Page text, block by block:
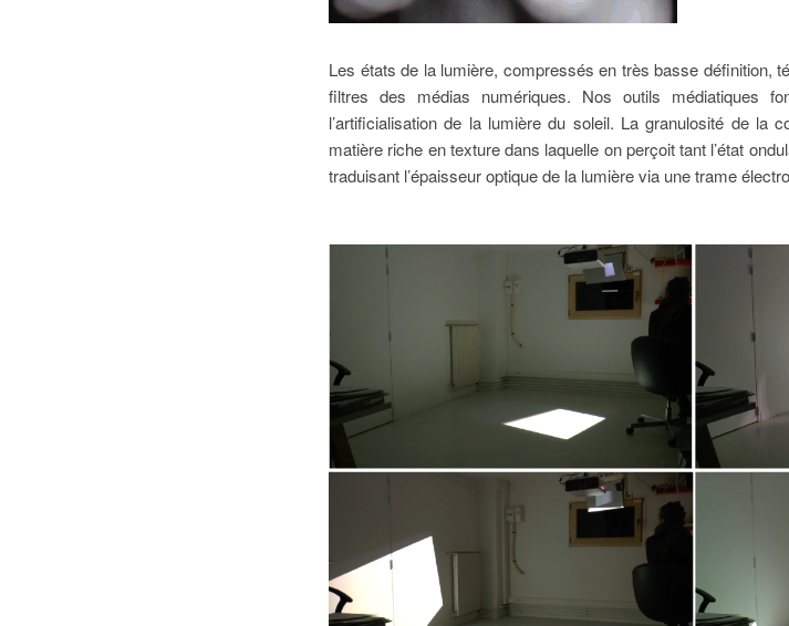
Les états de la lumière, compressés en très basse définition,
filtres des médias numériques. Nos outils médiatiques
l’artificialisation de la lumière du soleil. La granulosité de la
matière riche en texture dans laquelle on perçoit tant l’état
traduisant l’épaisseur optique de la lumière via une trame